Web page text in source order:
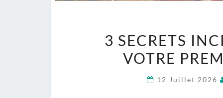
3 SECRETS
VOTRE
12 Juillet 2026